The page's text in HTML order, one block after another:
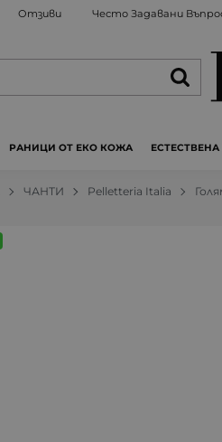
Отзиви Често Задавани
РАНИЦИ ОТ ЕКО КОЖА
ЧАНТИ Pelletteria Italia